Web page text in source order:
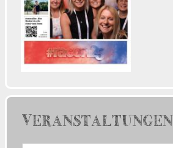
VERANSTALTUNGEN